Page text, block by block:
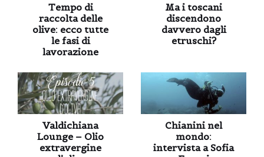
Tempo di
raccolta delle
olive: ecco tutte
le fasi di
lavorazione
Ma i toscani
discendono
davvero dagli
etruschi?
Valdichiana
Lounge – Olio
extravergine
Chianini nel
mondo:
intervista a Sofia